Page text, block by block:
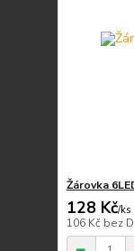
Žárovka
128 Kč/ks
106 Kč bez